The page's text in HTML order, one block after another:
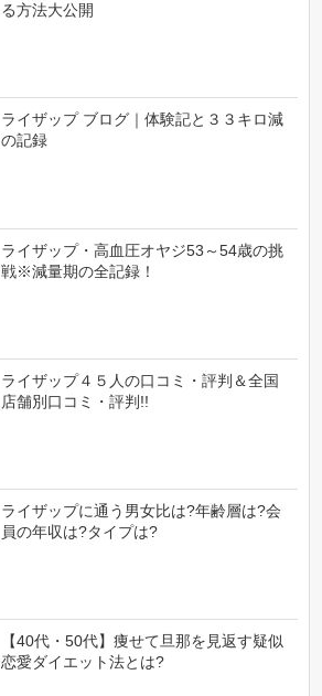
る方法大公開
ライザップ ブログ｜体験記と３３キロ減
の記録
ライザップ・高血圧オヤジ53～54歳の挑
戦※減量期の全記録！
ライザップ４５人の口コミ・評判＆全国
店舗別口コミ・評判!!
ライザップに通う男女比は?年齢層は?会
員の年収は?タイプは?
【40代・50代】痩せて旦那を見返す疑似
恋愛ダイエット法とは?